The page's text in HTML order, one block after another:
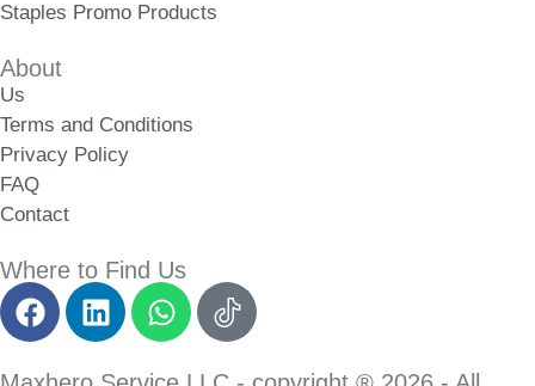
Staples Promo Products
About
Us
Terms and Conditions
Privacy Policy
FAQ
Contact
Where to Find Us